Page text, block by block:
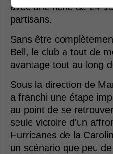
avec une fiche de 24-
partisans.
Sans être
Bell, le club a tout de
avantage tout au long
Sous la direction de
a franchi une étape
au point de se
seule victoire d'un
Hurricanes de la
un scénario que peu